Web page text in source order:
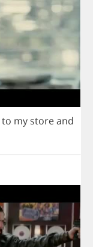
to my storeand